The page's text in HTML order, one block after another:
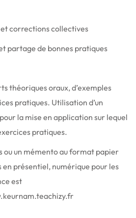
corrections collectives
partage de bonnes pratiques
théoriques oraux, d’exemples
pratiques. Utilisation d’un
la mise en application sur lequel
pratiques.
ou un mémento au format papier
présentiel, numérique pour les
est